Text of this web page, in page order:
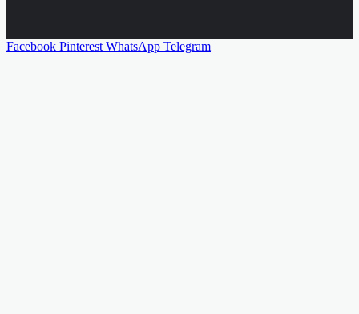
Facebook Pinterest WhatsApp Telegram